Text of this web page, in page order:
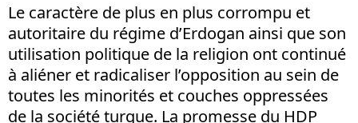
Le caractère de plus en plus corrompu et
autoritaire du régime d’Erdogan ainsi que son
utilisation politique de la religion ont continué
à aliéner et radicaliser l’opposition au sein de
toutes les minorités et couches oppressées
de la société turque. La promesse du HDP